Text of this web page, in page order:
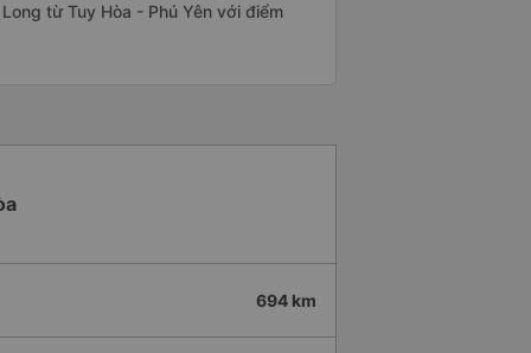
từ Tuy Hòa - Phú Yên với điểm
694 km